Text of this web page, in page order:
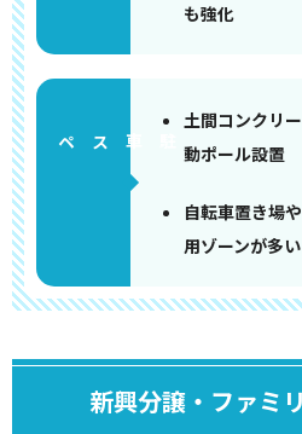
も強化
土間コンクリ
動ポール設置
自転車置き場
用ゾーンが多い
新興分譲・ファミ